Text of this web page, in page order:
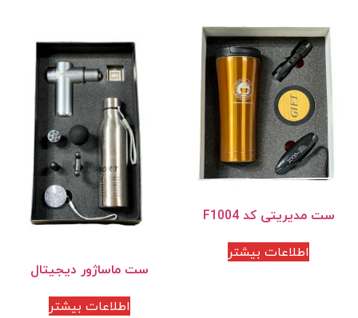
ست مدیریتی کد F1004
اطلاعات بیشتر
ست ماساژور دیجیتال
اطلاعات بیشتر